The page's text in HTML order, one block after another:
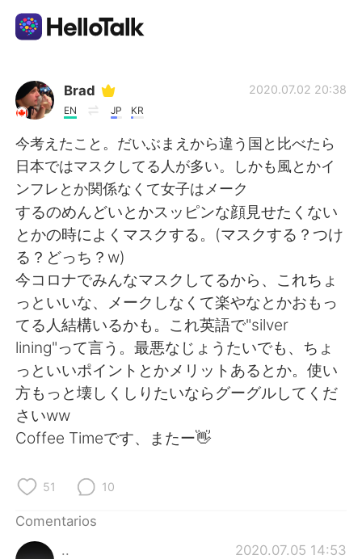
Aplicación de intercambio de idiomas
AI Grammar Checker
Español
English 简体中文
繁體中文 العربية
Français Deutsch
日本語 한국어
Indonesia Italiano
Türkçe
Português
Brad
EN JP KR
2020.07.02 20:38
今考えたこと。だいぶまえから違う国と比べたら
日本ではマスクしてる人が多い。しかも風とかイ
ンフレとか関係なくて女子はメーク
するのめんどいとかスッピンな顔見せたくない
とかの時によくマスクする。(マスクする？つけ
る？どっち？w)
今コロナでみんなマスクしてるから、これちょ
っといいな、メークしなくて楽やなとかおもっ
てる人結構いるかも。これ英語で"silver
lining"って言う。最悪なじょうたいでも、ちょ
っといいポイントとかメリットあるとか。使い
方もっと壊しくしりたいならグーグルしてくだ
さいww
Coffee Timeです、またー👋
51 10
Comentarios
..
2020.07.05 14:53